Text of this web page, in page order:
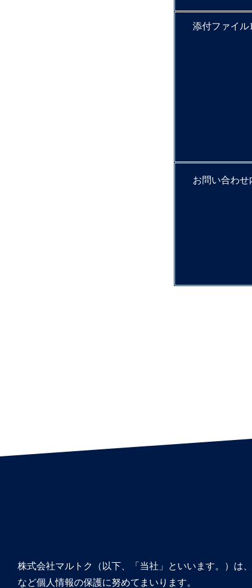
添付ファイル1
お問い合わせ
株式会社マルトク（以下、「当社」といいます。）は
など個人情報の保護に努めてまいります。